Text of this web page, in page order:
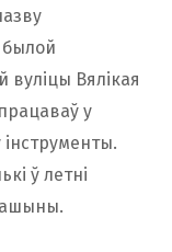
былой
вуліцы Вялікая
у
ў летні